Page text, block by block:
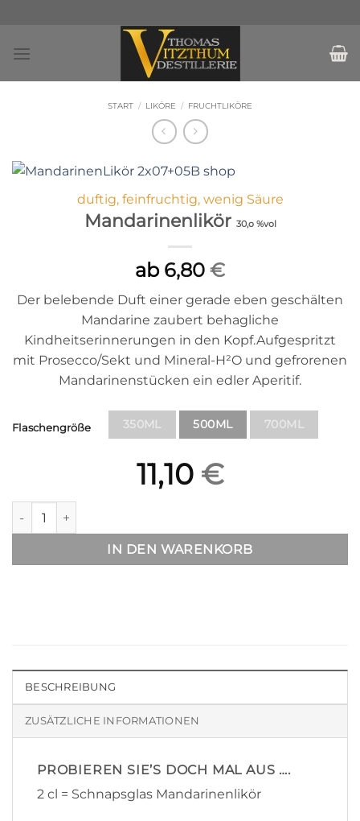
springen
START / LIKÖRE / FRUCHTLIKÖRE
duftig, feinfruchtig, wenig Säure
Mandarinenlikör 30,o %vol
ab 6,80 €
Der belebende Duft einer gerade eben geschälten
Mandarine zaubert behagliche
Kindheitserinnerungen in den Kopf.Aufgespritzt
mit Prosecco/Sekt und Mineral-H²O und gefrorenen
Mandarinenstücken ein edler Aperitif.
Flaschengröße 350ML 500ML 700ML
11,10 €
Mandarinenlikör Menge
IN DEN WARENKORB
BESCHREIBUNG
ZUSÄTZLICHE INFORMATIONEN
PROBIEREN SIE’S DOCH MAL AUS ….
2 cl = Schnapsglas Mandarinenlikör